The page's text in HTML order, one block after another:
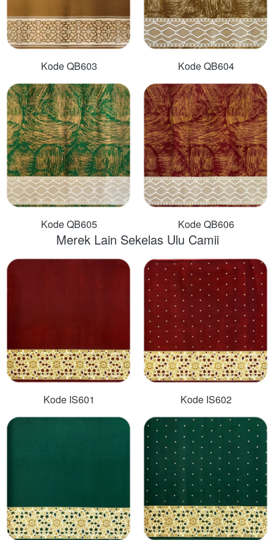
Kode QB603 Kode QB604
Kode QB605 Kode QB606
Merek Lain Sekelas Ulu Camii
Kode IS601 Kode IS602